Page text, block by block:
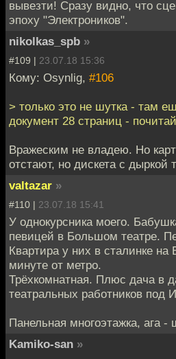
вывезти! Сразу видно, что
эпоху "Электроников".
nikolkas_spb »
#109 | 23.07.18 15:36
Кому: Osynlig, #106
> только это не шутка - там
документ 28 страниц -
Вражеским не владею. Но
отстают, но дискета с дыркой
valtazar »
#110 | 23.07.18 15:41
У однокурсника моего.
певицей в Большом театре.
Квартира у них в сталинке на
минуте от метро.
Трёхкомнатная. Плюс дача в
театральных работников под
Панельная многоэтажка, ага -
Kamiko-san »